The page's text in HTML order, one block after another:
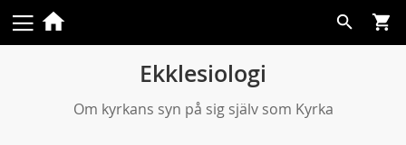
Skip
to
Search
Ekklesiologi
Om kyrkans syn på sig själv som Kyrka